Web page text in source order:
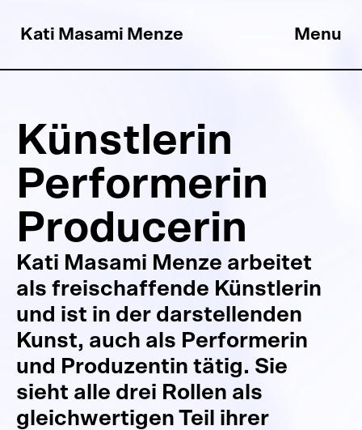
Kati Masami Menze Menu
Künstlerin
Performerin
Producerin
Kati Masami Menze arbeitet
als freischaffende Künstlerin
und ist in der darstellenden
Kunst, auch als Performerin
und Produzentin tätig. Sie
sieht alle drei Rollen als
gleichwertigen Teil ihrer